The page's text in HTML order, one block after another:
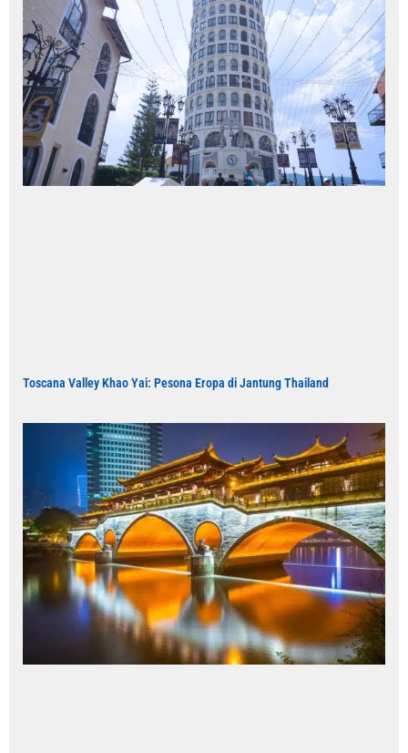
Toscana Valley Khao Yai: Pesona Eropa di Jantung Thailand